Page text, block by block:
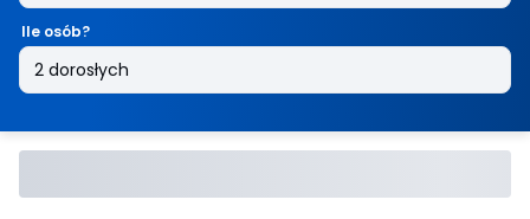
Ile osób?